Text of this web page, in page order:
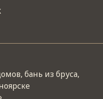
бань из бруса,